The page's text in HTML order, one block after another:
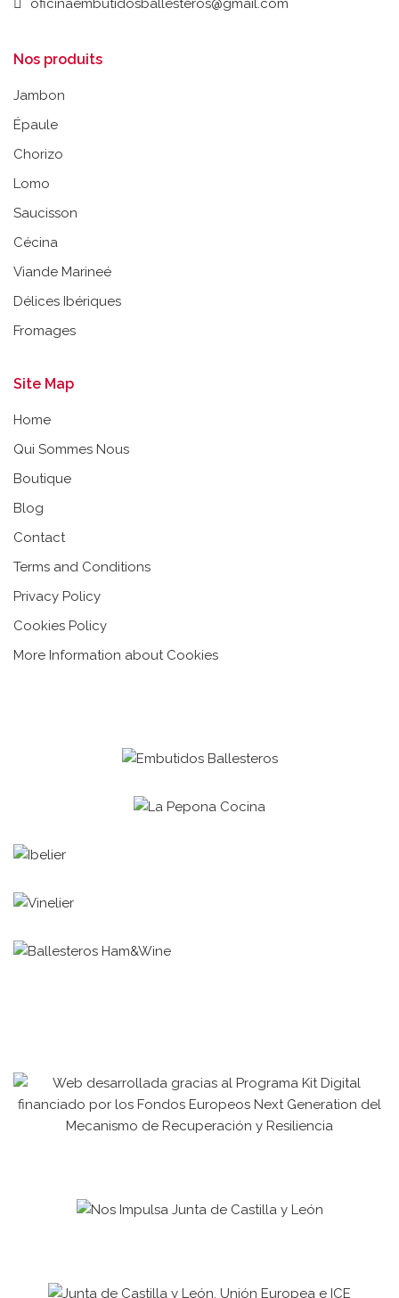
oficinaembutidosballesteros@gmail.com
Nos produits
Jambon
Épaule
Chorizo
Lomo
Saucisson
Cécina
Viande Marineé
Délices Ibériques
Fromages
Site Map
Home
Qui Sommes Nous
Boutique
Blog
Contact
Terms and Conditions
Privacy Policy
Cookies Policy
More Information about Cookies